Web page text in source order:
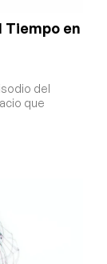
Tiempo en
del
que